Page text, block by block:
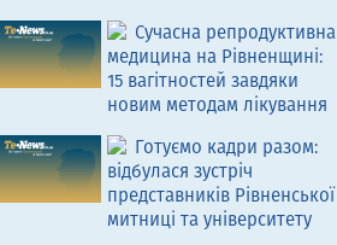
Сучасна репродуктивна
медицина на Рівненщині:
15 вагітностей завдяки
новим методам лікування
Готуємо кадри разом:
відбулася зустріч
представників Рівненської
митниці та університету